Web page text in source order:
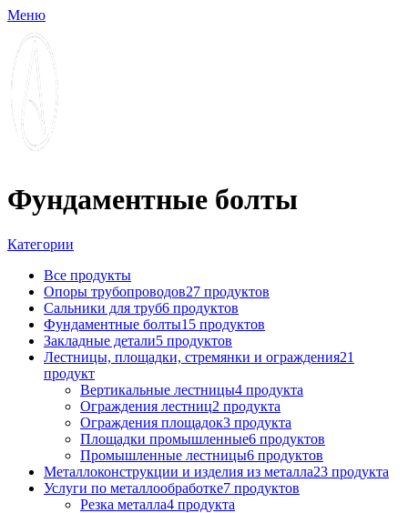
Меню
Фундаментные болты
Категории
Все продукты
Опоры трубопроводов27 продуктов
Сальники для труб6 продуктов
Фундаментные болты15 продуктов
Закладные детали5 продуктов
Лестницы, площадки, стремянки и ограждения21
продукт
Вертикальные лестницы4 продукта
Ограждения лестниц2 продукта
Ограждения площадок3 продукта
Площадки промышленные6 продуктов
Промышленные лестницы6 продуктов
Металлоконструкции и изделия из металла23 продукта
Услуги по металлообработке7 продуктов
Резка металла4 продукта